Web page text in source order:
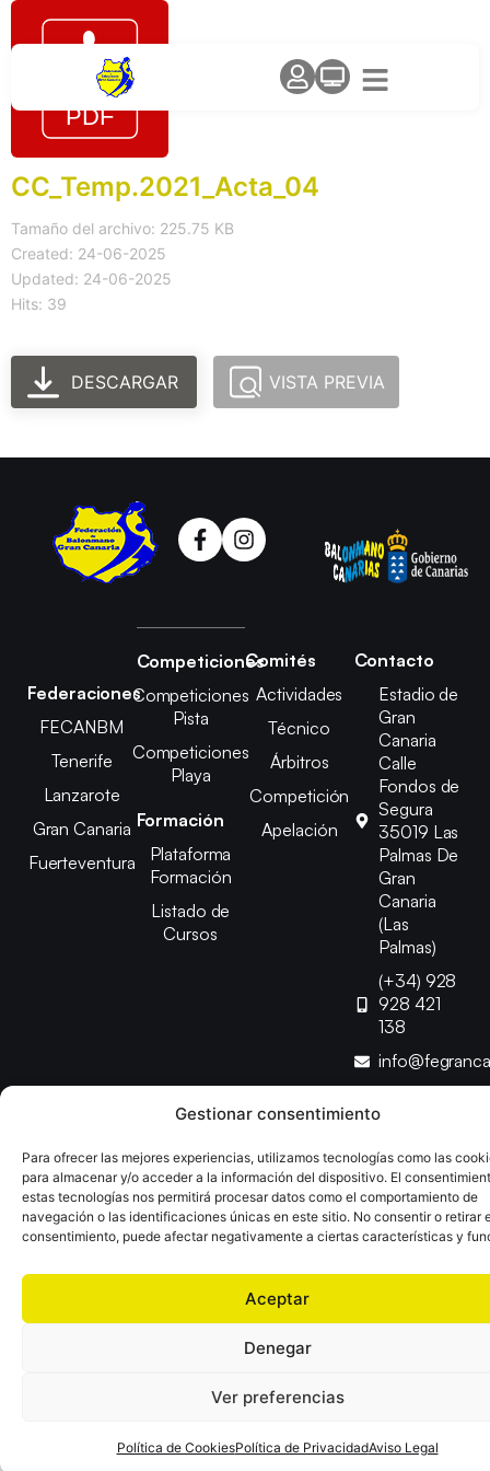
Gestionar consentimiento
Para ofrecer las mejores experiencias, utilizamos tecnologías como las
para almacenar y/o acceder a la información del dispositivo. El
estas tecnologías nos permitirá procesar datos como el comportamiento de
navegación o las identificaciones únicas en este sitio. No consentir o retirar
consentimiento, puede afectar negativamente a ciertas características y
Aceptar
Denegar
Ver preferencias
Política de CookiesPolítica de PrivacidadAviso Legal
CC_Temp.2021_Acta_04
Tamaño del archivo: 225.75 KB
Created: 24-06-2025
Updated: 24-06-2025
Hits: 39
DESCARGAR VISTA PREVIA
Federaciones
FECANBM
Tenerife
Lanzarote
Gran Canaria
Fuerteventura
Competiciones
Competiciones
Pista
Competiciones
Playa
Formación
Plataforma
Formación
Listado de
Cursos
Comités
Actividades
Técnico
Árbitros
Competición
Apelación
Contacto
Estadio de
Gran
Canaria
Calle
Fondos de
Segura
35019 Las
Palmas De
Gran
Canaria
(Las
Palmas)
(+34) 928
928 421
138
Desarrollado porTOOOLS
Aviso LegalPolítica de CookiesPolítica de Privacidad
Declaración de AccesibilidadPolítica de Ventas